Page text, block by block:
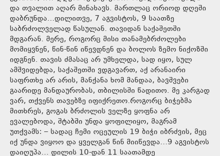
და თვალით აღარ მინახავს. მართლაც ორიოდ დღეში
დაბრუნდა…დილითვე, 7 აგვისტოს, 9 საათზე
საბრძოლველად წასულან. თავიდან საქაშეთში
მდგარან. მერე, როგორც მისი თანამებრძოლები
მომიყვნენ, წინ-წინ იწევდნენ და ბოლოს ზემო ნიქოზში
იდგნენ. თავის ძმასაც არ უმხელდა, სად იყო, სულ
ამშვიდებდა, საქაშეთში ვდგავართ, აქ არანაირი
საფრთხე არ არის, მანქანა ხომ მანდაა, ბავშვები
გაარიდე მანდაურობას, თბილისში წადითო. მე კარგად
ვარ, თქვენს თავებზე იფიქრეთო.როგორც ბიჭებმა
მითხრეს, გოგას ბრძოლის ველზე ყოფნა არ
ევალებოდა, შტაბში უნდა ყოფილიყო, მაგრამ
უთქვამს: – სადაც ჩემი ოცეულის 19 ბიჭი იბრძვის, მეც
იქ უნდა ვიყოო და ყველგან წინ მიიწევდა…9 აგვისტოს
დაიღუპა… დილის 10-დან 11 საათამდე